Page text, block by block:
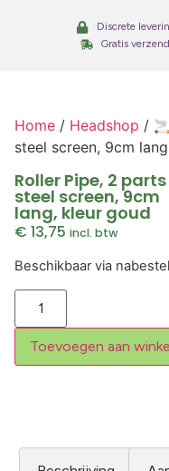
Discrete
Gratis
Home / Headshop /
steel screen, 9cm
Roller Pipe, 2 parts
steel screen, 9cm
lang, kleur goud
€ 13,75 incl. btw
Beschikbaar via
Toevoegen aan